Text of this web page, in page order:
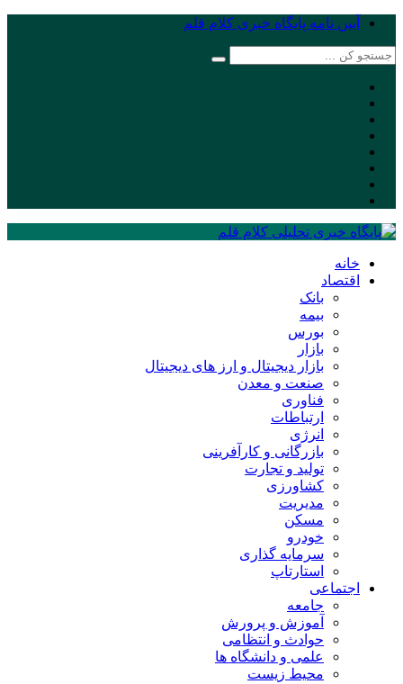
آیین نامه پایگاه خبری کلام قلم
خانه
اقتصاد
بانک
بیمه
بورس
بازار
بازار دیجیتال و ارز های دیجیتال
صنعت و معدن
فناوری
ارتباطات
انرژی
بازرگانی و کارآفرینی
تولید و تجارت
کشاورزی
مدیریت
مسکن
خودرو
سرمایه گذاری
استارتاپ
اجتماعی
جامعه
آموزش و پرورش
حوادث و انتظامی
علمی و دانشگاه ها
محیط زیست